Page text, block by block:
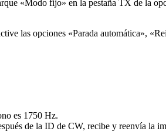
«Modo fijo» en la pestaña TX de la
las opciones «Parada automática»,
es 1750 Hz.
de la ID de CW, recibe y reenvía la